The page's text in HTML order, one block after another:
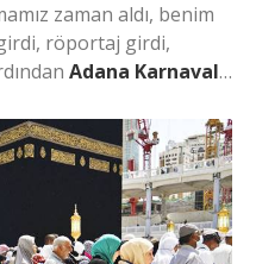
zaman aldı, benim
röportaj girdi,
Adana Karnaval…